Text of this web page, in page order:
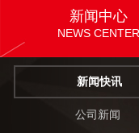
新闻中心
NEWS CENTER
新闻快讯
公司新闻